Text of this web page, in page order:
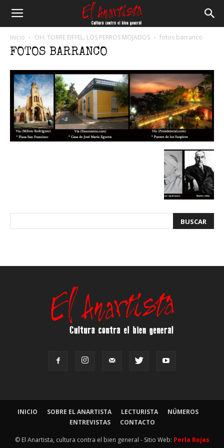
Inicio OH, TORRE EIFFEL, LOS PERROS MOJADOS fotos barranco
FOTOS BARRANCO
INICIO SOBRE EL ANARTISTA LECTURISTA
NÚMEROS
ENTREVISTAS
CONTACTO
© El Anartista, cultura contra el bien general - Sitio Web: Perla Rojas